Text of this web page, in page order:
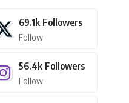
69.1k Followers
Follow
56.4k Followers
Follow